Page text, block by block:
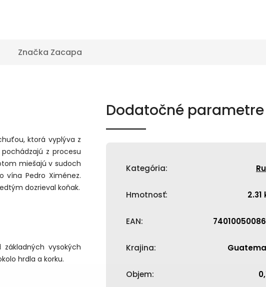
Značka Zacapa
ktorá vyplýva z
z procesu
miešajú v sudoch
vína Pedro Ximénez.
dozrieval koňak.
vysokých
hrdla a korku.
Dodatočné parametre
Kategória:
Hmotnosť: 2.31
EAN:
Krajina:
Objem: